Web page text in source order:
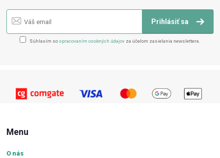
Prihlásiť sa
Súhlasím so spracovaním osobných údajov za účelom zasielania newslettera.
Menu
O nás